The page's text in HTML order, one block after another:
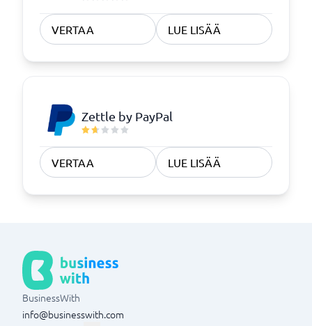
VERTAA LUE LISÄÄ
Zettle by PayPal
VERTAA LUE LISÄÄ
BusinessWith
info@businesswith.com